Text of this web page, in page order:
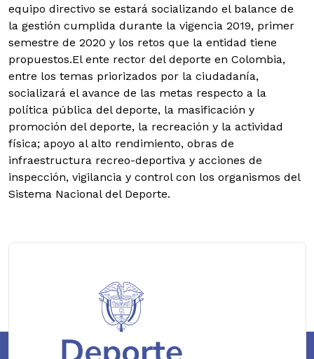
equipo directivo se estará socializando el balance de
la gestión cumplida durante la vigencia 2019, primer
semestre de 2020 y los retos que la entidad tiene
propuestos.El ente rector del deporte en Colombia,
entre los temas priorizados por la ciudadanía,
socializará el avance de las metas respecto a la
política pública del deporte, la masificación y
promoción del deporte, la recreación y la actividad
física; apoyo al alto rendimiento, obras de
infraestructura recreo-deportiva y acciones de
inspección, vigilancia y control con los organismos del
Sistema Nacional del Deporte.